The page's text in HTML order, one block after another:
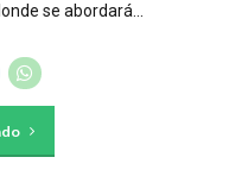
se abordará...